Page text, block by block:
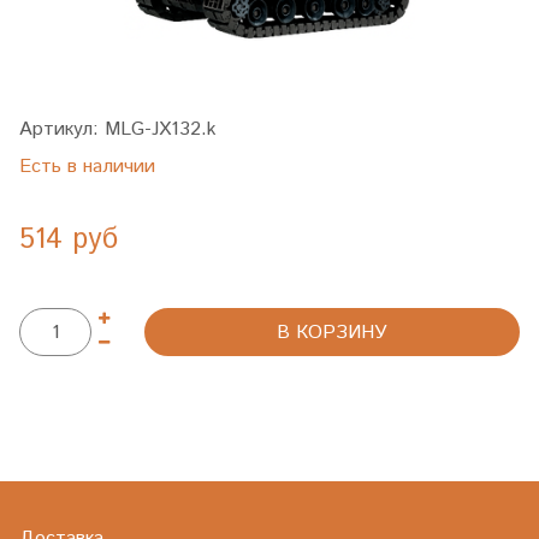
Артикул: MLG-JX132.k
Есть в наличии
514 руб
В КОРЗИНУ